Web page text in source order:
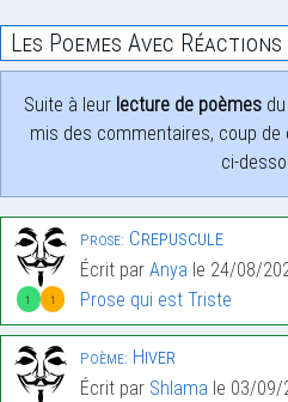
Les Poemes Avec Réactions
Suite à leur lecture de poèmesdu
mis des commentaires, coup
ci-
1 1
Prose: Crepuscule
Écrit par Anya le 24/08/
Prose qui est Triste
Poème: Hiver
Écrit par Shlama le 03/09/